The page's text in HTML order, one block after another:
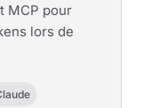
MCP pour
lors de